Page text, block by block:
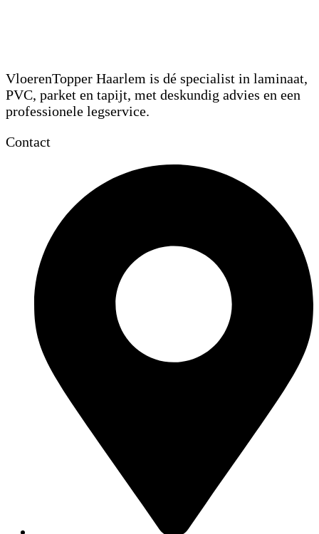
VloerenTopper Haarlem is dé specialist in laminaat,
PVC, parket en tapijt, met deskundig advies en een
professionele legservice.
Contact